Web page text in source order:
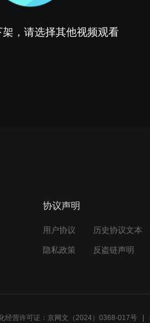
，请选择其他视频观看
协议声明
用户协议 历史协议文本
隐私政策 反盗链声明
经营许可证：京网文（2024）0368-017号